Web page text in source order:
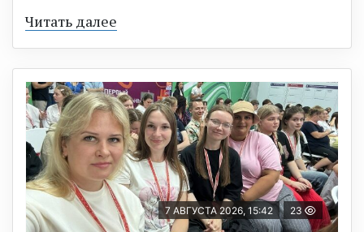
Читать далее
7 АВГУСТА 2026, 15:42 23